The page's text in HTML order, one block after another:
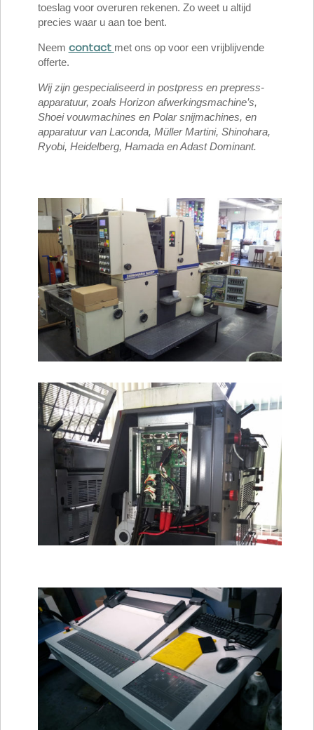
toeslag voor overuren rekenen. Zo weet u altijd
precies waar u aan toe bent.
Neem contact met ons op voor een vrijblijvende
offerte.
Wij zijn gespecialiseerd in postpress en prepress-
apparatuur, zoals Horizon afwerkingsmachine’s,
Shoei vouwmachines en Polar snijmachines, en
apparatuur van Laconda, Müller Martini, Shinohara,
Ryobi, Heidelberg, Hamada en Adast Dominant.